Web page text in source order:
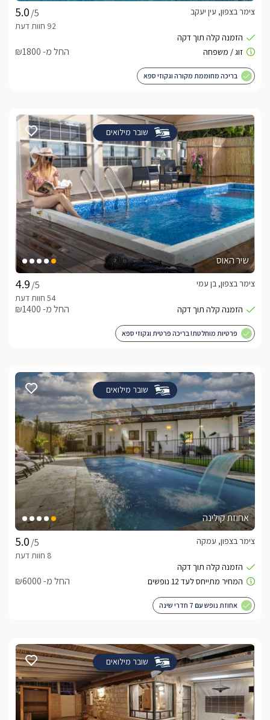
/5
צימר בצפון, עין יעקב
החל מ- ₪1800
בריכה מחוממת מקורה וגקוזי ספא
שובר מילואים
שיר האוס
/5
צימר בצפון, בן עמי
החל מ- ₪1400
פרטיות מוחלטת! בריכה פרטית וגקוזי ספא
שובר מילואים
אחוזת קולינה
/5
צימר בצפון, עמקה
החל מ- ₪6000
אחוזת נופש עם 7 חדרי שינה
שובר מילואים